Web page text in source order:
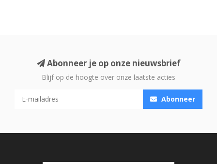
Abonneer je op onze nieuwsbrief
Blijf op de hoogte over onze laatste acties
Abonneer